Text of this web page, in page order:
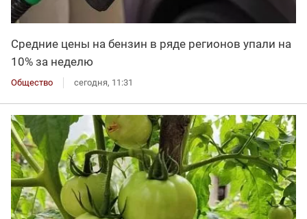
Средние цены на бензин в ряде регионов упали на
10% за неделю
Общество сегодня, 11:31